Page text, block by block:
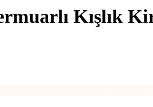
Kışlık